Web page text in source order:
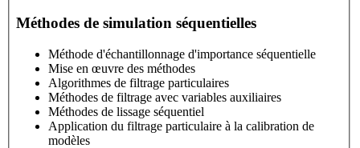
Méthodes de simulation séquentielles
Méthode d'échantillonnage d'importance séquentielle
Mise en œuvre des méthodes
Algorithmes de filtrage particulaires
Méthodes de filtrage avec variables auxiliaires
Méthodes de lissage séquentiel
Application du filtrage particulaire à la calibration de
modèles